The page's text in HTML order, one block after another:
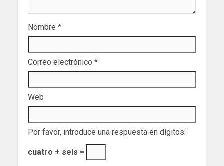
Nombre *
Correo electrónico *
Web
Por favor, introduce una respuesta en dígitos:
cuatro + seis =